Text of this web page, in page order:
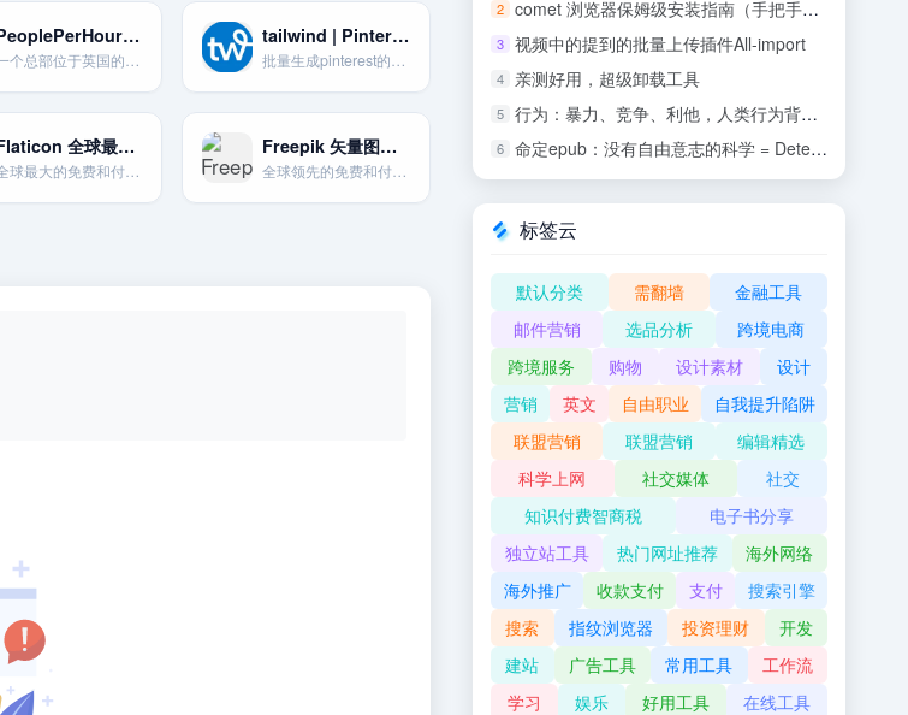
PeoplePerHour 按小时或项目雇佣
一个总部位于英国的自由职业平台.提供按小时或按项目计费的工作。
tailwind | Pinterest 和 Instagram批量内容制作工具
批量生成pinterest的PIN
Flaticon 全球最大图标库
全球最大的免费和付费图标搜索引擎。提供多种格式下载。
Freepik 矢量图与PSD
全球领先的免费和付费矢量图。PSD和图片资源站。资源量巨大。
2 comet 浏览器保姆级安装指南（手把手教你）
3 视频中的提到的批量上传插件All-import
4 亲测好用，超级卸载工具
5 行为：暴力、竞争、利他，人类行为背后的生物学 (罗伯特•萨波斯基) .epub
6 命定epub：没有自由意志的科学 = Determined: A Science of Life Without Free Will
标签云
默认分类 需翻墙
金融工具
邮件营销
选品分析
跨境电商
跨境服务
购物 设计素材
设计
营销
英文 自由职业
自我提升陷阱
联盟营销
联盟营销
编辑精选
科学上网
社交媒体
社交
知识付费智商税
电子书分享
独立站工具
热门网址推荐
海外网络
海外推广
收款支付 支付
搜索引擎
搜索
指纹浏览器 投资理财
开发
建站
广告工具 常用工具
工作流
学习
娱乐 好用工具
在线工具